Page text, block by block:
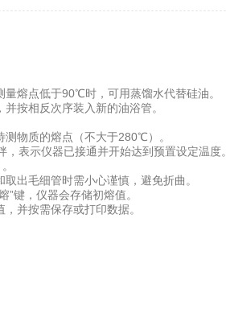
熔点低于90℃时，可用蒸馏水代替硅油。
按相反次序装入新的油浴管。
物质的熔点（不大于280℃）。
表示仪器已接通并开始达到预置设定温度
出毛细管时需小心谨慎，避免折曲。
键，仪器会存储初熔值。
并按需保存或打印数据。